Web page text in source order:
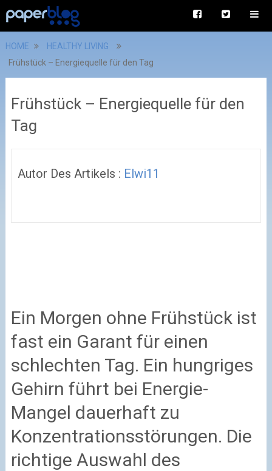
HOME
HEALTHY LIVING
Frühstück – Energiequelle für den Tag
Frühstück – Energiequelle für den
Tag
Autor Des Artikels : Elwi11
Ein Morgen ohne Frühstück ist
fast ein Garant für einen
schlechten Tag. Ein hungriges
Gehirn führt bei Energie-
Mangel dauerhaft zu
Konzentrationsstörungen. Die
richtige Auswahl des